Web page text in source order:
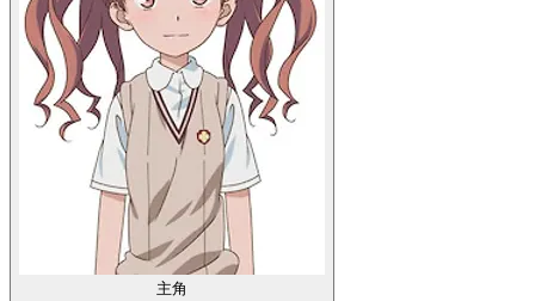
主角